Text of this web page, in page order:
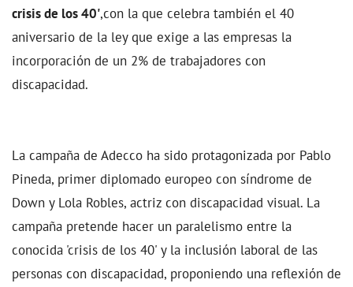
crisis de los 40',con la que celebra también el 40
aniversario de la ley que exige a las empresas la
incorporación de un 2% de trabajadores con
discapacidad.
La campaña de Adecco ha sido protagonizada por Pablo
Pineda, primer diplomado europeo con síndrome de
Down y Lola Robles, actriz con discapacidad visual. La
campaña pretende hacer un paralelismo entre la
conocida 'crisis de los 40' y la inclusión laboral de las
personas con discapacidad, proponiendo una reflexión de